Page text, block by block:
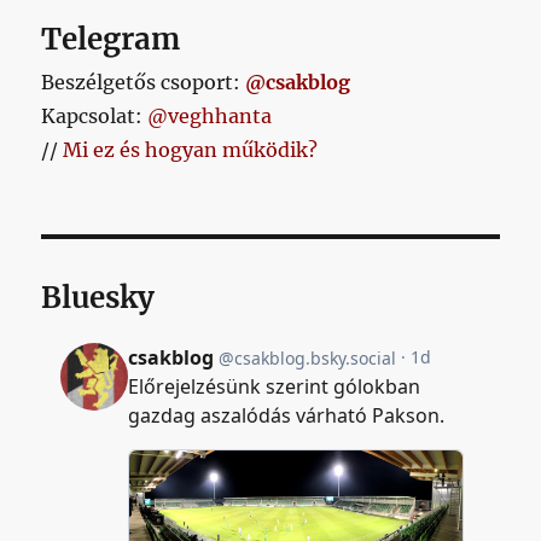
Telegram
Beszélgetős csoport: @csakblog
Kapcsolat: @veghhanta
//Mi ez és hogyan működik?
Bluesky